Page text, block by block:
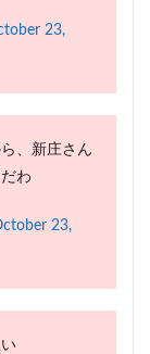
23,
、新庄さん
わ
23,